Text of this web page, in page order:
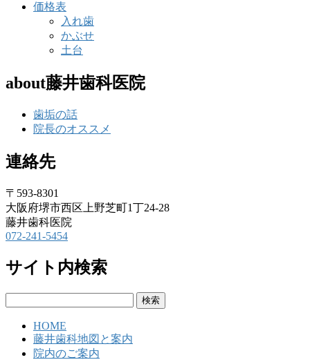
価格表
入れ歯
かぶせ
土台
about藤井歯科医院
歯垢の話
院長のオススメ
連絡先
〒593-8301
大阪府堺市西区上野芝町1丁24-28
藤井歯科医院
072-241-5454
サイト内検索
HOME
藤井歯科地図と案内
院内のご案内